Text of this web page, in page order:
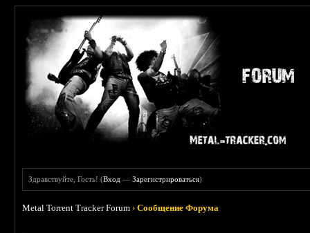
Здравствуйте, Гость! (Вход —Зарегистрироваться)
Metal Torrent Tracker Forum ›Сообщение Форума